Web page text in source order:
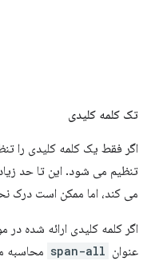
تک کلمه کلیدی
اگر فقط یک کلمه کلیدی را
تنظیم می شود. این تا حد
می کند، اما ممکن است درک
اگر کلمه کلیدی ارائه شده
عنوان span-all محاسبه